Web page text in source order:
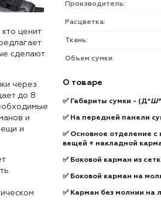
ценит
сделают
через
до 8
и
и
Производитель:
Расцветка:
Ткань:
Объем сумки:
О товаре
✅Габариты сумки - (Д*Ш*
✅ На передней панели
✅ Основное отделение
вещей + накладной
✅ Боковой карман из
✅ Боковой карман на
✅ Карман без молнии на